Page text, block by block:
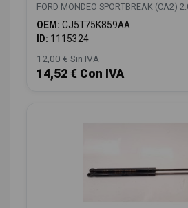
FORD MONDEO SPORTBREAK (CA2)
OEM: CJ5T75K859AA
ID: 1115324
12,00 € Sin IVA
14,52 € Con IVA